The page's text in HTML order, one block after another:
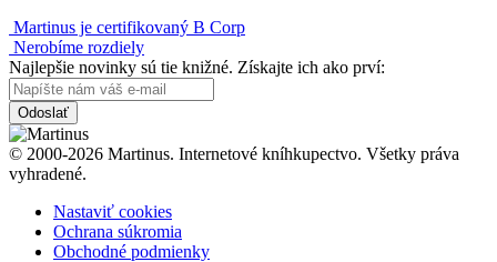
Martinus je certifikovaný B Corp
Nerobíme rozdiely
Najlepšie novinky sú tie knižné. Získajte ich ako prví:
Odoslať
© 2000-2026 Martinus. Internetové kníhkupectvo. Všetky práva
vyhradené.
Nastaviť cookies
Ochrana súkromia
Obchodné podmienky